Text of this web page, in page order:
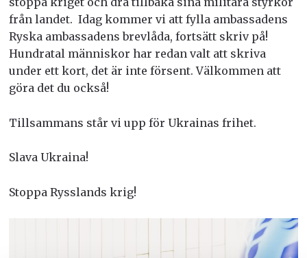
från landet. Idag kommer vi att fylla ambassadens
Ryska ambassadens brevlåda, fortsätt skriv på!
Hundratal människor har redan valt att skriva
under ett kort, det är inte försent. Välkommen att
göra det du också!
Tillsammans står vi upp för Ukrainas frihet.
Slava Ukraina!
Stoppa Rysslands krig!